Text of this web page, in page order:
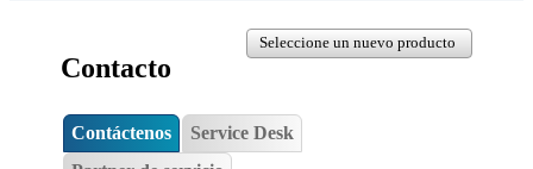
Contacto
Seleccione un nuevo producto
Contáctenos
Service Desk